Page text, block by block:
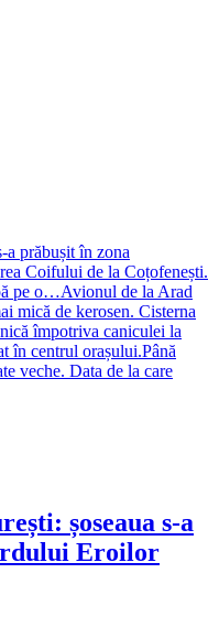
a prăbușit în zona
Coifului de la Coțofenești.
pe o…Avionul de la Arad
mică de kerosen. Cisterna
împotriva caniculei la
în centrul orașului.Până
veche. Data de la care
șoseaua s-a
Eroilor